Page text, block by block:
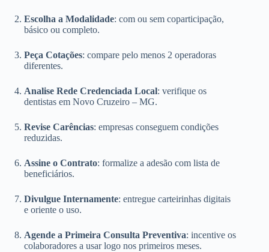
Escolha a Modalidade: com ou sem coparticipação,
básico ou completo.
Peça Cotações: compare pelo menos 2 operadoras
diferentes.
Analise Rede Credenciada Local: verifique os
dentistas em Novo Cruzeiro – MG.
Revise Carências: empresas conseguem condições
reduzidas.
Assine o Contrato: formalize a adesão com lista de
beneficiários.
Divulgue Internamente: entregue carteirinhas digitais
e oriente o uso.
Agende a Primeira Consulta Preventiva: incentive os
colaboradores a usar logo nos primeiros meses.